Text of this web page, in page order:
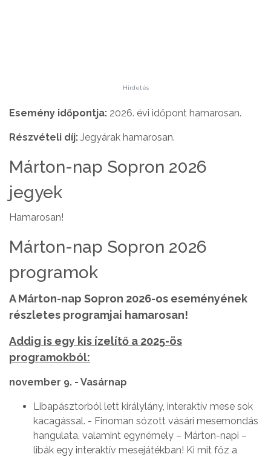
Hirdetés
Esemény időpontja: 2026. évi időpont hamarosan.
Részvételi díj: Jegyárak hamarosan.
Márton-nap Sopron 2026
jegyek
Hamarosan!
Márton-nap Sopron 2026
programok
A Márton-nap Sopron 2026-os eseményének
részletes programjai hamarosan!
Addig is egy kis ízelítő a 2025-ös
programokból:
november 9. - Vasárnap
Libapásztorból lett királylány, interaktív mese sok
kacagással. - Finoman sózott vásári mesemondás
hangulata, valamint egynémely – Márton-napi –
libák egy interaktív mesejátékban! Ki mit főz a